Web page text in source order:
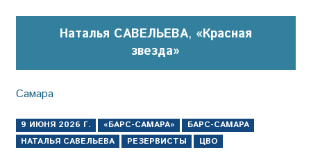
Наталья САВЕЛЬЕВА, «Красная
звезда»
Самара
9 ИЮНЯ 2026 Г. «БАРС-САМАРА»
БАРС-САМАРА
НАТАЛЬЯ САВЕЛЬЕВА
РЕЗЕРВИСТЫ ЦВО